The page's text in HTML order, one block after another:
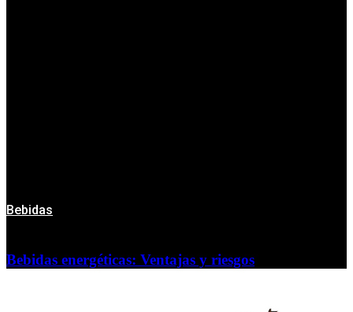
Bebidas
Bebidas energéticas: Ventajas y riesgos